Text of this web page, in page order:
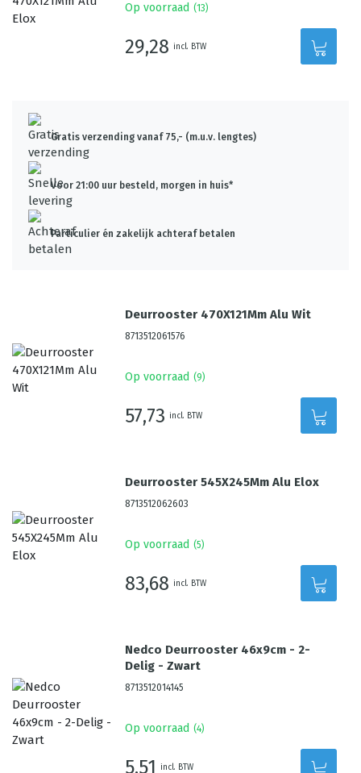
Op voorraad (13)
29,28 incl. BTW
Gratis verzending vanaf 75,- (m.u.v. lengtes)
Voor 21:00 uur besteld, morgen in huis*
Particulier én zakelijk achteraf betalen
Deurrooster 470X121Mm Alu Wit
8713512061576
Op voorraad (9)
57,73 incl. BTW
Deurrooster 545X245Mm Alu Elox
8713512062603
Op voorraad (5)
83,68 incl. BTW
Nedco Deurrooster 46x9cm - 2-
Delig - Zwart
8713512014145
Op voorraad (4)
5,51 incl. BTW